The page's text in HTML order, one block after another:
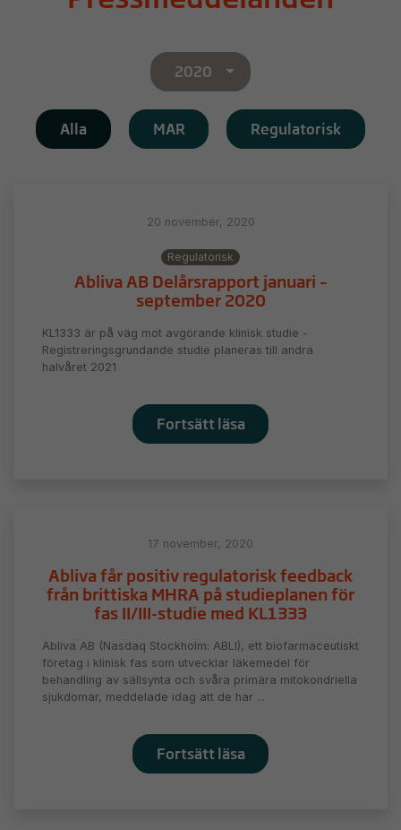
2020
Alla MAR Regulatorisk
20 november, 2020
Regulatorisk
Abliva AB Delårsrapport januari –
september 2020
KL1333 är på väg mot avgörande klinisk studie -
Registreringsgrundande studie planeras till andra
halvåret 2021
Fortsätt läsa
17 november, 2020
Abliva får positiv regulatorisk feedback
från brittiska MHRA på studieplanen för
fas II/III-studie med KL1333
Abliva AB (Nasdaq Stockholm: ABLI), ett biofarmaceutiskt
företag i klinisk fas som utvecklar läkemedel för
behandling av sällsynta och svåra primära mitokondriella
sjukdomar, meddelade idag att de har ...
Fortsätt läsa